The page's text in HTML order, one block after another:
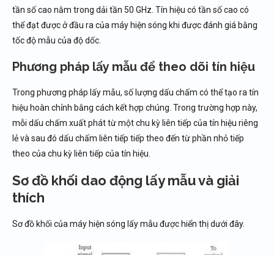
tần số cao nằm trong dải tần 50 GHz. Tín hiệu có tần số cao có
thể đạt được ở đầu ra của máy hiện sóng khi được đánh giá bằng
tốc độ mẫu của độ dốc.
Phương pháp lấy mẫu để theo dõi tín hiệu
Trong phương pháp lấy mẫu, số lượng dấu chấm có thể tạo ra tín
hiệu hoàn chỉnh bằng cách kết hợp chúng. Trong trường hợp này,
mỗi dấu chấm xuất phát từ một chu kỳ liên tiếp của tín hiệu riêng
lẻ và sau đó dấu chấm liên tiếp tiếp theo đến từ phần nhỏ tiếp
theo của chu kỳ liên tiếp của tín hiệu.
Sơ đồ khối dao động lấy mẫu và giải
thích
Sơ đồ khối của máy hiện sóng lấy mẫu được hiển thị dưới đây.